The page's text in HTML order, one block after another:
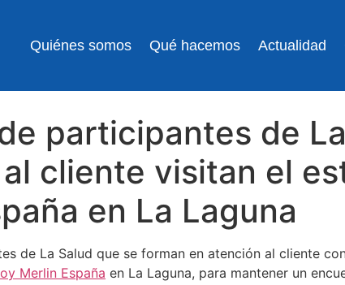
Quiénes somos Qué hacemos Actualidad
participantes de
cliente visitan el
en La Laguna
de La Salud que se forman en atención al cliente
Merlin España en La Laguna, para mantener un